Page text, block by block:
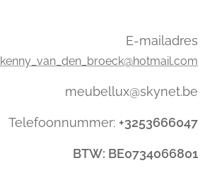
E-mailadres
kenny_van_den_broeck@hotmail.com
meubellux@skynet.be
Telefoonnummer: +3253666047
BTW: BE0734066801